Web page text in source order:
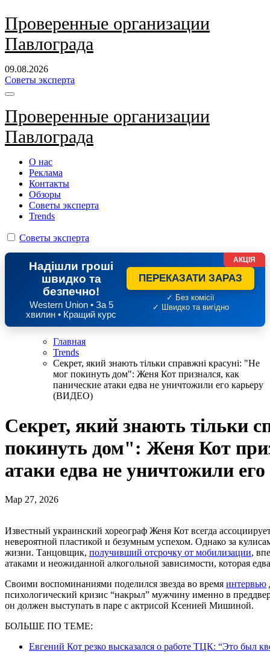
Перейти
к
содержанию
Проверенные организации
Павлограда
09.08.2026
Советы эксперта
Проверенные организации
Павлограда
О нас
Реклама
Контакты
Обзоры
Советы эксперта
Trends
Советы эксперта
Надішли гроші
швидко та
безпечно!
Western Union • За 5
хвилин • Кращий курс
ПЕРЕКАЗАТИ ЗАРАЗ
✓ Без комісії
✓ Швидко та вигідно
АКЦІЯ
Главная
Trends
Секрет, який знають тільки справжні красуні: "Не
мог покинуть дом": Женя Кот признался, как
панические атаки едва не уничтожили его карьеру
(ВИДЕО)
Секрет, який знають тільки
покинуть дом": Женя Кот
атаки едва не уничтожили
Мар 27, 2026
Известный украинский хореограф Женя Кот всегда ассоциируется у поклонников с идеальной картинкой,
невероятной пластикой и безумным успехом. Однако за
жизни. Танцовщик, получивший отсрочку от мобилизации,
атаками и неожиданной алкогольной зависимости, которая
Своими воспоминаниями поделился звезда во время интервью
психологический кризис “накрыл” мужчину именно в
он должен выступать в паре с актрисой Ксенией Мишиной.
БОЛЬШЕ ПО ТЕМЕ:
Евгений Кот резко высказался о работе ТЦК: “Это был